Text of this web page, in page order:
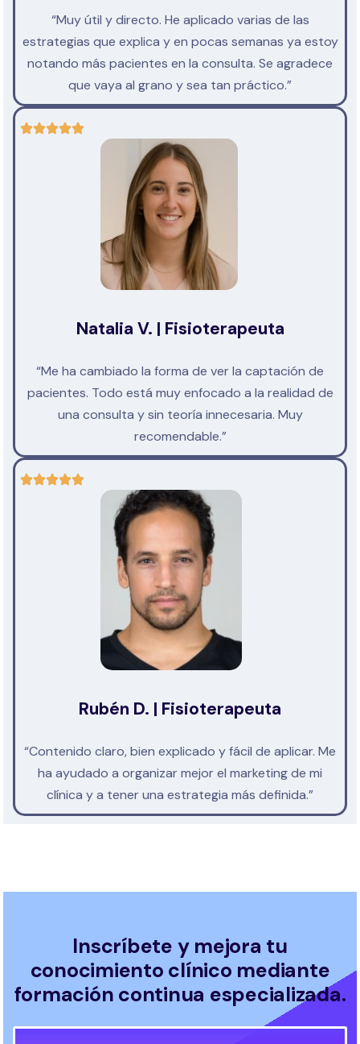
“Muy útil y directo. He aplicado varias de las
estrategias que explica y en pocas semanas ya estoy
notando más pacientes en la consulta. Se agradece
que vaya al grano y sea tan práctico.”
Natalia V. | Fisioterapeuta
“Me ha cambiado la forma de ver la captación de
pacientes. Todo está muy enfocado a la realidad de
una consulta y sin teoría innecesaria. Muy
recomendable.”
Rubén D. | Fisioterapeuta
“Contenido claro, bien explicado y fácil de aplicar. Me
ha ayudado a organizar mejor el marketing de mi
clínica y a tener una estrategia más definida.”
Inscríbete y mejora tu
conocimiento clínico mediante
formación continua especializada.